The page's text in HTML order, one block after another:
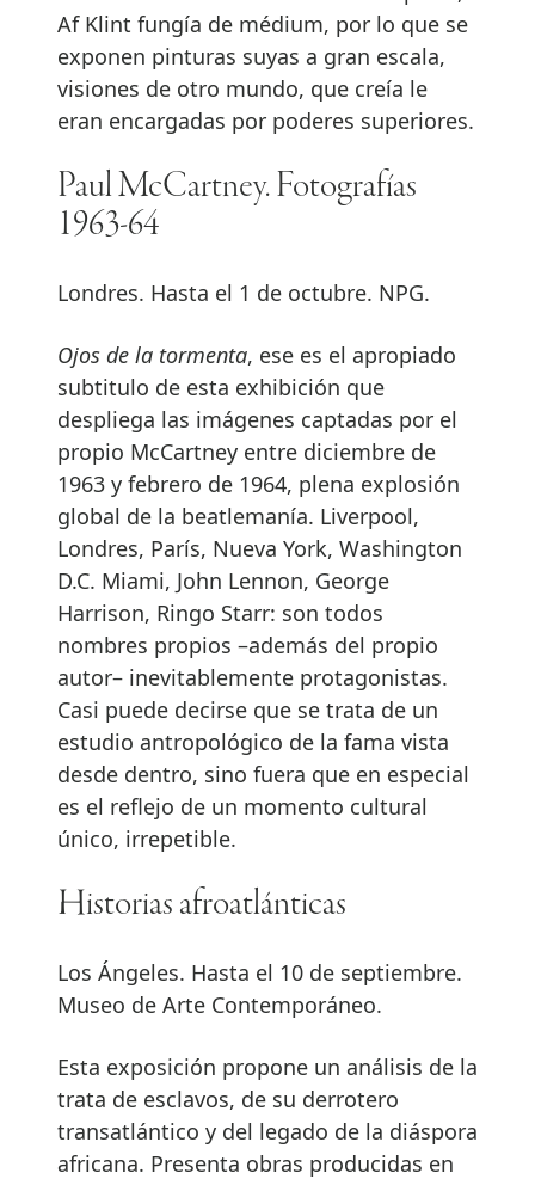
Af Klint fungía de médium, por lo que se
exponen pinturas suyas a gran escala,
visiones de otro mundo, que creía le
eran encargadas por poderes superiores.
Paul McCartney. Fotografías
1963-64
Londres. Hasta el 1 de octubre. NPG.
Ojos de la tormenta, ese es el apropiado
subtitulo de esta exhibición que
despliega las imágenes captadas por el
propio McCartney entre diciembre de
1963 y febrero de 1964, plena explosión
global de la beatlemanía. Liverpool,
Londres, París, Nueva York, Washington
D.C. Miami, John Lennon, George
Harrison, Ringo Starr: son todos
nombres propios –además del propio
autor– inevitablemente protagonistas.
Casi puede decirse que se trata de un
estudio antropológico de la fama vista
desde dentro, sino fuera que en especial
es el reflejo de un momento cultural
único, irrepetible.
Historias afroatlánticas
Los Ángeles. Hasta el 10 de septiembre.
Museo de Arte Contemporáneo.
Esta exposición propone un análisis de la
trata de esclavos, de su derrotero
transatlántico y del legado de la diáspora
africana. Presenta obras producidas en